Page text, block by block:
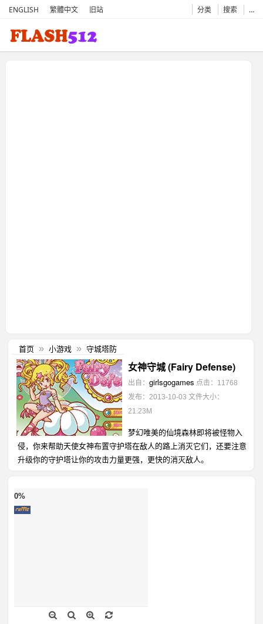
ENGLISH 繁體中文 旧站 分类 搜索 …
首页 » 小游戏 » 守城塔防
女神守城 (Fairy Defense)
出自： girlsgogames 点击：11768
发布：2013-10-03 文件大小：
21.23M
梦幻唯美的仙境森林即将被怪物入
侵，你来帮助天使女神布置守护塔在敌人的路上消灭它们，还要注意
升级你的守护塔让你的攻击力量更强，更快的消灭敌人。
0%